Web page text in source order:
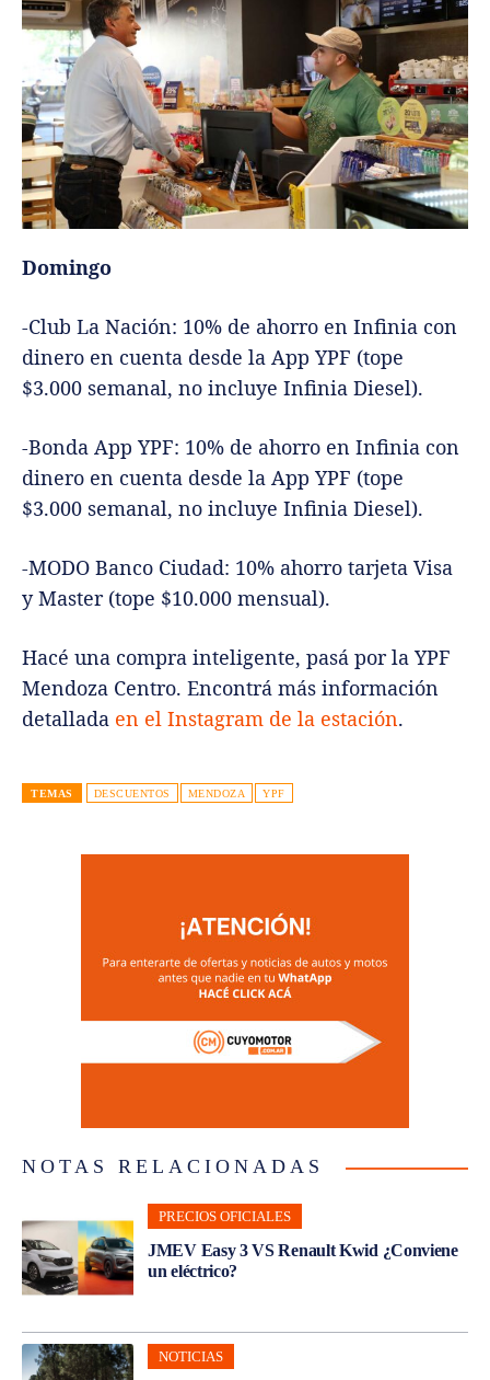
Domingo
-Club La Nación: 10% de ahorro en Infinia con
dinero en cuenta desde la App YPF (tope
$3.000 semanal, no incluye Infinia Diesel).
-Bonda App YPF: 10% de ahorro en Infinia con
dinero en cuenta desde la App YPF (tope
$3.000 semanal, no incluye Infinia Diesel).
-MODO Banco Ciudad: 10% ahorro tarjeta Visa
y Master (tope $10.000 mensual).
Hacé una compra inteligente, pasá por la YPF
Mendoza Centro. Encontrá más información
detallada en el Instagram de la estación.
TEMAS DESCUENTOS MENDOZA YPF
NOTAS RELACIONADAS
PRECIOS OFICIALES
JMEV Easy 3 VS Renault Kwid ¿Conviene
un eléctrico?
NOTICIAS